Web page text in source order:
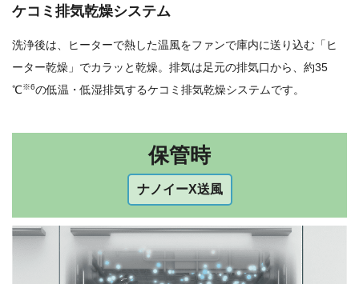
ケコミ排気乾燥システム
洗浄後は、ヒーターで熱した温風をファンで庫内に送り込む「ヒ
ーター乾燥」でカラッと乾燥。排気は足元の排気口から、約35
℃※6の低温・低湿排気するケコミ排気乾燥システムです。
保管時
ナノイーX送風